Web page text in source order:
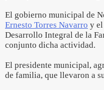
El gobierno municipal de
Ernesto Torres Navarro y
Desarrollo Integral de la
conjunto dicha actividad.
El presidente municipal,
de familia, que llevaron a